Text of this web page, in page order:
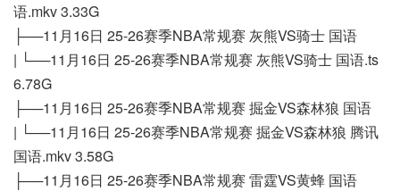
语.mkv 3.33G
├──11月16日 25-26赛季NBA常规赛 灰熊VS骑士 国语
| └──11月16日 25-26赛季NBA常规赛 灰熊VS骑士 国语.ts
6.78G
├──11月16日 25-26赛季NBA常规赛 掘金VS森林狼 国语
| └──11月16日 25-26赛季NBA常规赛 掘金VS森林狼 腾讯
国语.mkv 3.58G
├──11月16日 25-26赛季NBA常规赛 雷霆VS黄蜂 国语